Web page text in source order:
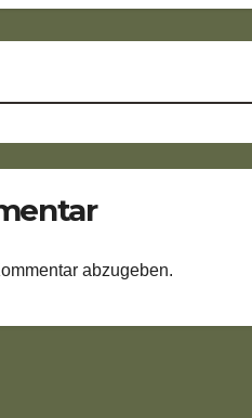
abzugeben.